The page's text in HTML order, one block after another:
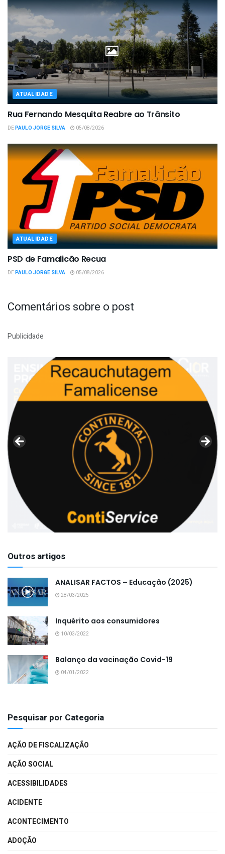
ATUALIDADE
Rua Fernando Mesquita Reabre ao Trânsito
DEPAULO JORGE SILVA 05/08/2026
ATUALIDADE
PSD de Famalicão Recua
DEPAULO JORGE SILVA 05/08/2026
Comentários sobre o post
Publicidade
Outros artigos
ANALISAR FACTOS – Educação (2025)
28/03/2025
Inquérito aos consumidores
10/03/2022
Balanço da vacinação Covid-19
04/01/2022
Pesquisar por Categoria
AÇÃO DE FISCALIZAÇÃO
AÇÃO SOCIAL
ACESSIBILIDADES
ACIDENTE
ACONTECIMENTO
ADOÇÃO